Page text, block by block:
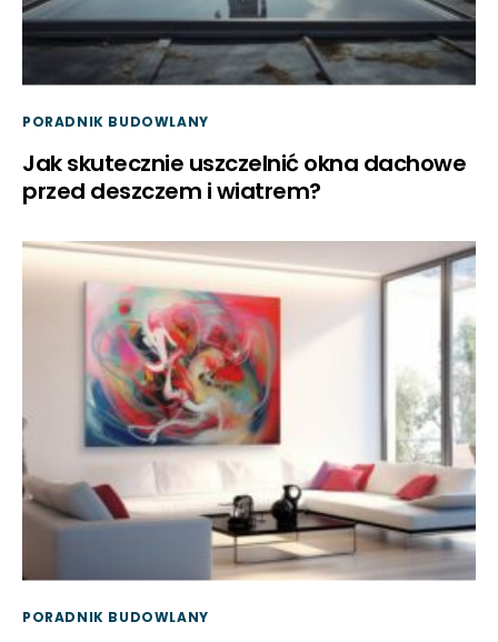
PORADNIK BUDOWLANY
Jak skutecznie uszczelnić okna dachowe
przed deszczem i wiatrem?
PORADNIK BUDOWLANY